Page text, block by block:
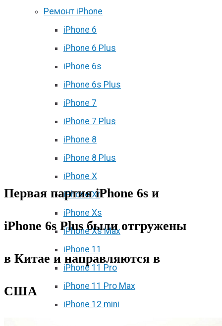
Ремонт iPhone
iPhone 6
iPhone 6 Plus
iPhone 6s
iPhone 6s Plus
iPhone 7
iPhone 7 Plus
iPhone 8
iPhone 8 Plus
iPhone X
iPhone Xr
iPhone Xs
iPhone Xs Max
iPhone 11
iPhone 11 Pro
iPhone 11 Pro Max
iPhone 12 mini
Первая партия iPhone 6s и
iPhone 6s Plus были отгружены
в Китае и направляются в
США